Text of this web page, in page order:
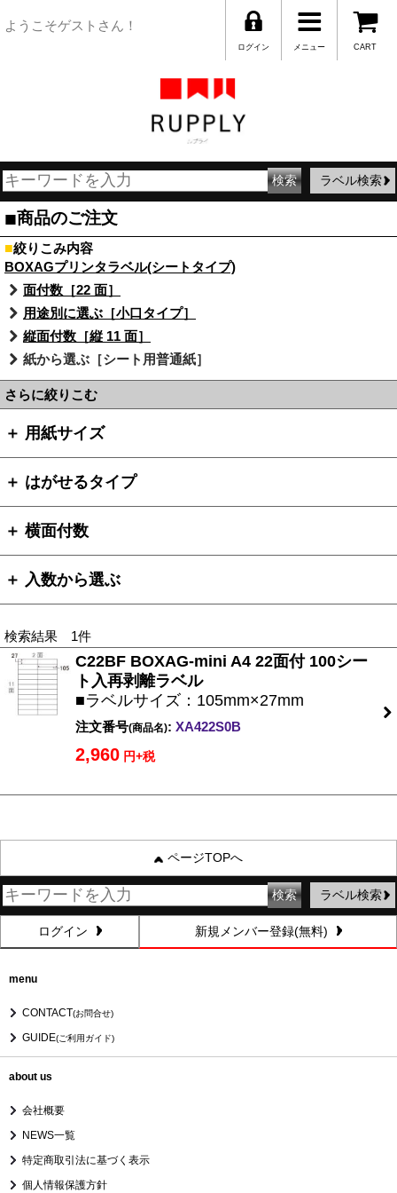
ようこそゲストさん！
CART
メニュー
ログイン
ラベル検索
■商品のご注文
■絞りこみ内容
BOXAGプリンタラベル(シートタイプ)
面付数［22 面］
用途別に選ぶ［小口タイプ］
縦面付数［縦 11 面］
紙から選ぶ［シート用普通紙］
さらに絞りこむ
＋ 用紙サイズ
＋ はがせるタイプ
＋ 横面付数
＋ 入数から選ぶ
検索結果 1件
C22BF BOXAG-mini A4 22面付 100シー
ト入再剥離ラベル
■ラベルサイズ：105mm×27mm
注文番号(商品名): XA422S0B
2,960 円+税
ページTOPへ
ラベル検索
ログイン 新規メンバー登録(無料)
menu
CONTACT(お問合せ)
GUIDE(ご利用ガイド)
about us
会社概要
NEWS一覧
特定商取引法に基づく表示
個人情報保護方針